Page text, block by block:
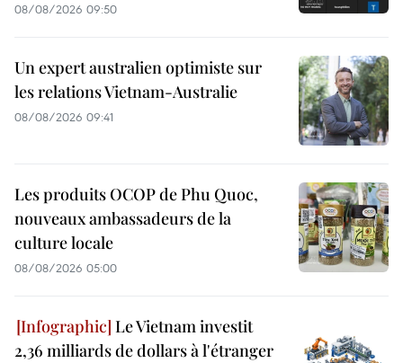
08/08/2026 09:50
Un expert australien optimiste sur
les relations Vietnam-Australie
08/08/2026 09:41
Les produits OCOP de Phu Quoc,
nouveaux ambassadeurs de la
culture locale
08/08/2026 05:00
Le Vietnam investit
2,36 milliards de dollars à l'étranger